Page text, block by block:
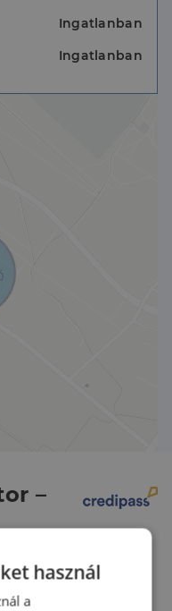
vagy további
Ingatlanban
Ingatlanban
–
szakértőinket, akik
megtalálni a
használ
a